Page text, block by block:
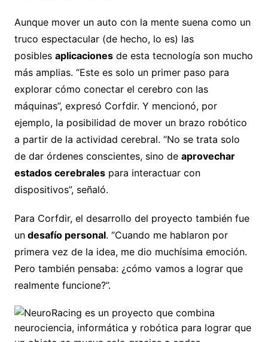
Aunque mover un auto con la mente suena como un
truco espectacular (de hecho, lo es) las
posibles aplicacionesde esta tecnología son mucho
más amplias. “Este es solo un primer paso para
explorar cómo conectar el cerebro con las
máquinas”, expresó Corfdir. Y mencionó, por
ejemplo, la posibilidad de mover un brazo robótico
a partir de la actividad cerebral. “No se trata solo
de dar órdenes conscientes, sino de aprovechar
estados cerebralespara interactuar con
dispositivos”, señaló.
Para Corfdir, el desarrollo del proyecto también fue
undesafío personal. “Cuando me hablaron por
primera vez de la idea, me dio muchísima emoción.
Pero también pensaba: ¿cómo vamos a lograr que
realmente funcione?”.